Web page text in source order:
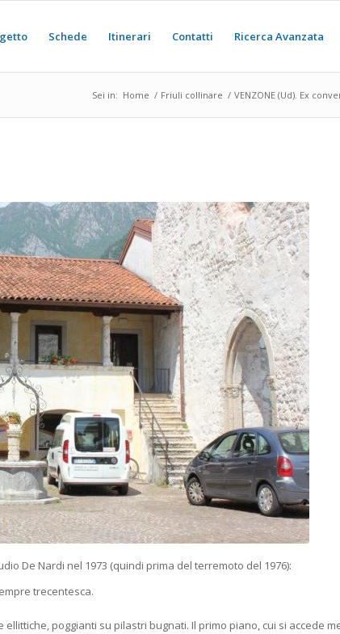
Schede Itinerari Contatti Ricerca Avanzata
Sei in: Home / Friuli collinare / VENZONE (Ud). Ex
De Nardi nel 1973 (quindi prima del terremoto del 1976):
trecentesca.
poggianti su pilastri bugnati. Il primo piano, cui si accede